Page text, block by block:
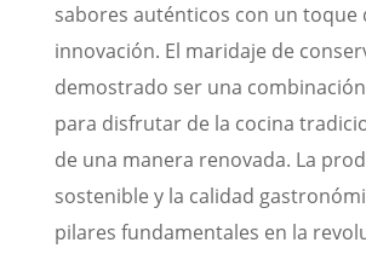
sabores auténticos con un toque
innovación. El maridaje de
demostrado ser una
para disfrutar de la cocina
de una manera renovada. La
sostenible y la calidad
pilares fundamentales en la